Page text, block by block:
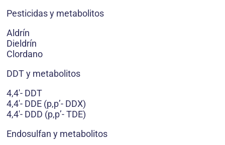
Pesticidas y metabolitos
Aldrín
Dieldrín
Clordano
DDT y metabolitos
4,4′- DDT
4,4′- DDE (p,p’- DDX)
4,4′- DDD (p,p’- TDE)
Endosulfan y metabolitos